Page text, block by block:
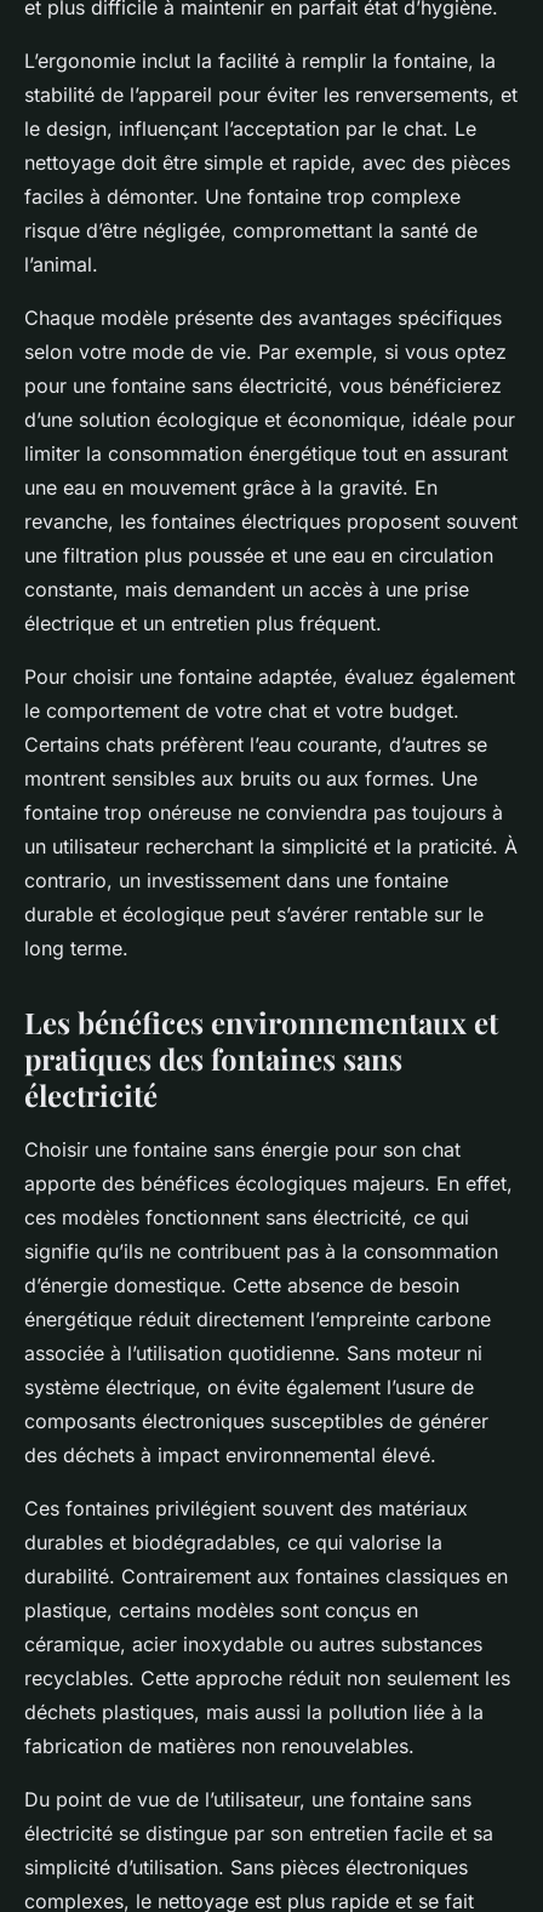
et plus difficile à maintenir en parfait état d’hygiène.
L’ergonomie inclut la facilité à remplir la fontaine, la
stabilité de l’appareil pour éviter les renversements, et
le design, influençant l’acceptation par le chat. Le
nettoyage doit être simple et rapide, avec des pièces
faciles à démonter. Une fontaine trop complexe
risque d’être négligée, compromettant la santé de
l’animal.
Chaque modèle présente des avantages spécifiques
selon votre mode de vie. Par exemple, si vous optez
pour une fontaine sans électricité, vous bénéficierez
d’une solution écologique et économique, idéale pour
limiter la consommation énergétique tout en assurant
une eau en mouvement grâce à la gravité. En
revanche, les fontaines électriques proposent souvent
une filtration plus poussée et une eau en circulation
constante, mais demandent un accès à une prise
électrique et un entretien plus fréquent.
Pour choisir une fontaine adaptée, évaluez également
le comportement de votre chat et votre budget.
Certains chats préfèrent l’eau courante, d’autres se
montrent sensibles aux bruits ou aux formes. Une
fontaine trop onéreuse ne conviendra pas toujours à
un utilisateur recherchant la simplicité et la praticité. À
contrario, un investissement dans une fontaine
durable et écologique peut s’avérer rentable sur le
long terme.
Les bénéfices environnementaux et
pratiques des fontaines sans
électricité
Choisir une fontaine sans énergie pour son chat
apporte des bénéfices écologiques majeurs. En effet,
ces modèles fonctionnent sans électricité, ce qui
signifie qu’ils ne contribuent pas à la consommation
d’énergie domestique. Cette absence de besoin
énergétique réduit directement l’empreinte carbone
associée à l’utilisation quotidienne. Sans moteur ni
système électrique, on évite également l’usure de
composants électroniques susceptibles de générer
des déchets à impact environnemental élevé.
Ces fontaines privilégient souvent des matériaux
durables et biodégradables, ce qui valorise la
durabilité. Contrairement aux fontaines classiques en
plastique, certains modèles sont conçus en
céramique, acier inoxydable ou autres substances
recyclables. Cette approche réduit non seulement les
déchets plastiques, mais aussi la pollution liée à la
fabrication de matières non renouvelables.
Du point de vue de l’utilisateur, une fontaine sans
électricité se distingue par son entretien facile et sa
simplicité d’utilisation. Sans pièces électroniques
complexes, le nettoyage est plus rapide et se fait